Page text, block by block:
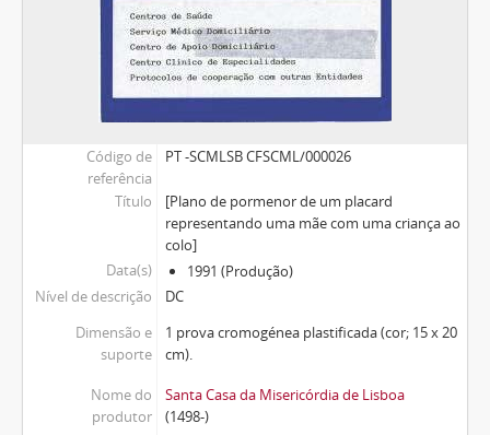
Código de
referência
PT -SCMLSB CFSCML/000026
Título
[Plano de pormenor de um placard
representando uma mãe com uma criança ao
colo]
Data(s)
1991 (Produção)
Nível de descrição
DC
Dimensão e
suporte
1 prova cromogénea plastificada (cor; 15 x 20
cm).
Nome do
produtor
Santa Casa da Misericórdia de Lisboa
(1498-)